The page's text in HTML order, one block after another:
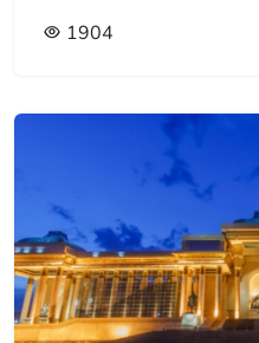
1904